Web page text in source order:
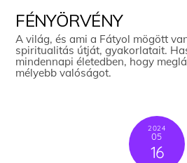
content
FÉNYÖRVÉNY
A világ, és ami a Fátyol mögött
spiritualitás útját, gyakorlatait.
mindennapi életedben, hogy
mélyebb valóságot.
2024
05
16